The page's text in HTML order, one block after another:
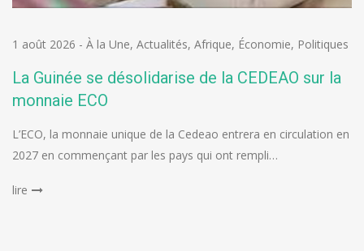
1 août 2026 - À la Une, Actualités, Afrique, Économie, Politiques
La Guinée se désolidarise de la CEDEAO sur la
monnaie ECO
L’ECO, la monnaie unique de la Cedeao entrera en circulation en
2027 en commençant par les pays qui ont rempli…
lire